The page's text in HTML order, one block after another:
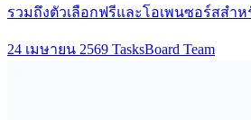
รวมถึงตัวเลือกฟรีและโอเพนซอร์สสำ
24 เมษายน 2569 TasksBoard Team